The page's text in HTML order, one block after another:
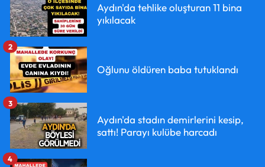
Aydın'da tehlike oluşturan 11 bina
yıkılacak
Oğlunu öldüren baba tutuklandı
2
Aydın'da stadın demirlerini kesip,
sattı! Parayı kulübe harcadı
3
4